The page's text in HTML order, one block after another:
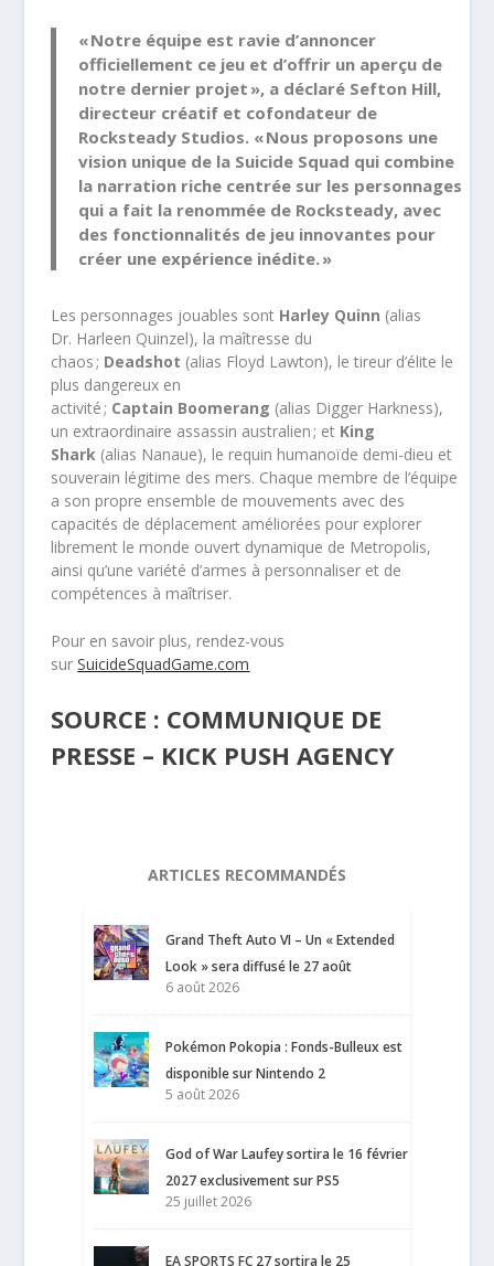
« Notre équipe est ravie d’annoncer
officiellement ce jeu et d’offrir un aperçu de
notre dernier projet », a déclaré Sefton Hill,
directeur créatif et cofondateur de
Rocksteady Studios. « Nous proposons une
vision unique de la Suicide Squad qui combine
la narration riche centrée sur les personnages
qui a fait la renommée de Rocksteady, avec
des fonctionnalités de jeu innovantes pour
créer une expérience inédite. »
Les personnages jouables sont Harley Quinn (alias
Dr. Harleen Quinzel), la maîtresse du
chaos ; Deadshot (alias Floyd Lawton), le tireur d’élite le
plus dangereux en
activité ; Captain Boomerang (alias Digger Harkness),
un extraordinaire assassin australien ; et King
Shark (alias Nanaue), le requin humanoïde demi-dieu et
souverain légitime des mers. Chaque membre de l’équipe
a son propre ensemble de mouvements avec des
capacités de déplacement améliorées pour explorer
librement le monde ouvert dynamique de Metropolis,
ainsi qu’une variété d’armes à personnaliser et de
compétences à maîtriser.
Pour en savoir plus, rendez-vous
surSuicideSquadGame.com
SOURCE : COMMUNIQUE DE
PRESSE – KICK PUSH AGENCY
ARTICLES RECOMMANDÉS
Grand Theft Auto VI – Un « Extended
Look » sera diffusé le 27 août
6 août 2026
Pokémon Pokopia : Fonds-Bulleux est
disponible sur Nintendo 2
5 août 2026
God of War Laufey sortira le 16 février
2027 exclusivement sur PS5
25 juillet 2026
EA SPORTS FC 27 sortira le 25